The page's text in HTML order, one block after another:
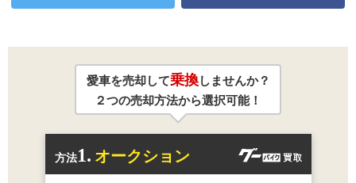
愛車を売却して乗換しませんか？
２つの売却方法から選択可能！
方法1. オークション